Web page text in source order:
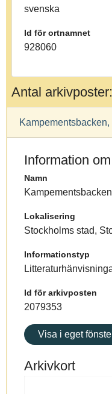
svenska
Id för ortnamnet
928060
Antal
Information
Namn
Kampementsbacken
Lokalisering
Stockholms stad,
Informationstyp
Id för arkivposten
2079353
Visa i eget
Arkivkort